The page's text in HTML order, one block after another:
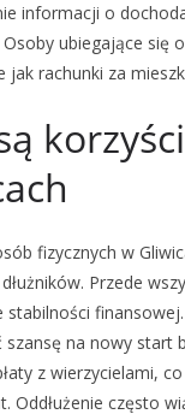
informacji o
ubiegające się
jak rachunki za
fizycznych w
Przede
stabilności
szansę na nowy start
z wierzycielami,
Oddłużenie często